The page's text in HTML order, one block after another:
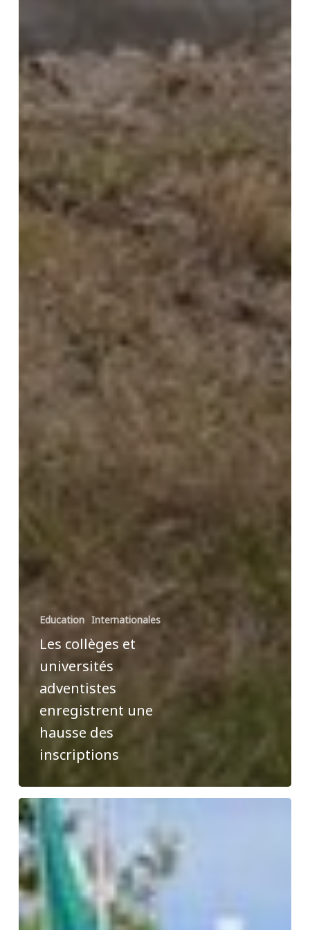
Education Internationales
Les collèges et
universités
adventistes
enregistrent une
hausse des
inscriptions
200
enseignants
adventistes
participent
à
un
atelier
sur